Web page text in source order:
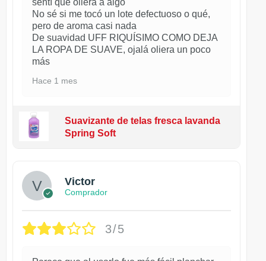
sentí que oliera a algo
No sé si me tocó un lote defectuoso o qué,
pero de aroma casi nada
De suavidad UFF RIQUÍSIMO COMO DEJA
LA ROPA DE SUAVE, ojalá oliera un poco
más
Hace 1 mes
Suavizante de telas fresca lavanda
Spring Soft
Victor
Comprador
3/5